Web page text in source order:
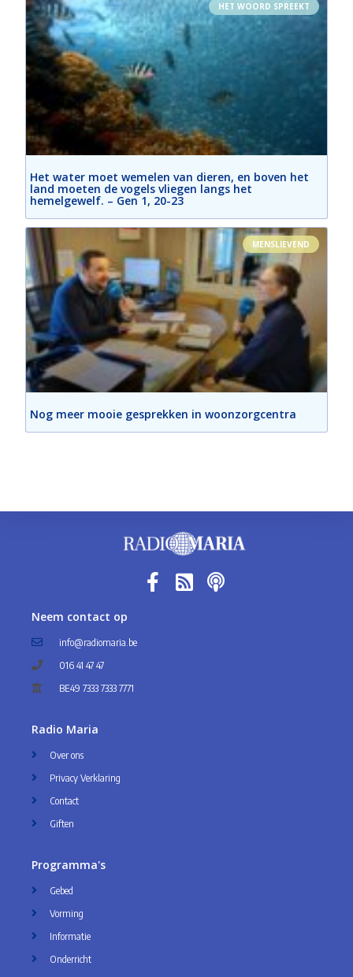
HET WOORD SPREEKT
Het water moet wemelen van dieren, en boven het
land moeten de vogels vliegen langs het
hemelgewelf. – Gen 1, 20-23
MENSLIEVEND
Nog meer mooie gesprekken in woonzorgcentra
Neem contact op
info@radiomaria.be
016 41 47 47
BE49 7333 7333 7771
Radio Maria
Over ons
Privacy Verklaring
Contact
Giften
Programma's
Gebed
Vorming
Informatie
Onderricht